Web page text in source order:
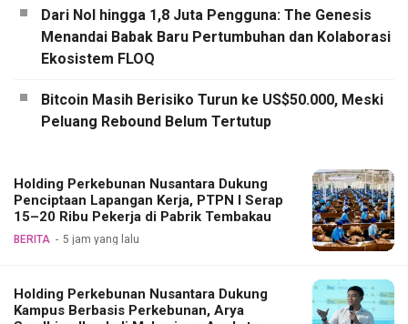
Dari Nol hingga 1,8 Juta Pengguna: The Genesis
Menandai Babak Baru Pertumbuhan dan Kolaborasi
Ekosistem FLOQ
Bitcoin Masih Berisiko Turun ke US$50.000, Meski
Peluang Rebound Belum Tertutup
Holding Perkebunan Nusantara Dukung
Penciptaan Lapangan Kerja, PTPN I Serap
15–20 Ribu Pekerja di Pabrik Tembakau
BERITA 5 jam yang lalu
Holding Perkebunan Nusantara Dukung
Kampus Berbasis Perkebunan, Arya